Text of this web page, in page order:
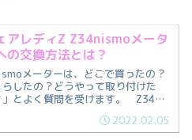
アレディZ Z34nismoメータ
の交換方法とは？
メーターは、どこで買ったの？
らしたの？どうやって取り付けた
」とよく質問を受けます。 Z34の
ターについて紹介していきます。
2022.02.05